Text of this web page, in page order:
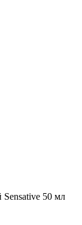
50 мл